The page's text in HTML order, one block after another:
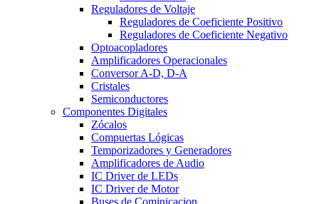
Reguladores de Voltaje
Reguladores de Coeficiente Positivo
Reguladores de Coeficiente Negativo
Optoacopladores
Amplificadores Operacionales
Conversor A-D, D-A
Cristales
Semiconductores
Componentes Digitales
Zócalos
Compuertas Lógicas
Temporizadores y Generadores
Amplificadores de Audio
IC Driver de LEDs
IC Driver de Motor
Buses de Cominicacion